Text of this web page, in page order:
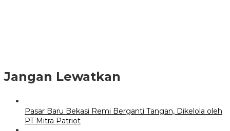
Jangan Lewatkan
Pasar Baru Bekasi Remi Berganti Tangan, Dikelola oleh
PT Mitra Patriot